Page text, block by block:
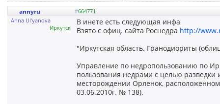
annyru #664771
Anna Ul'yanova
Иркутск
В инете есть следующая инфа
Взято с офиц. сайта Роснедра http://
"Иркутская область. Гранодиориты
Управление по недропользованию по
пользования недрами с целью
месторождении Орленок,
03.06.2010г. № 138).